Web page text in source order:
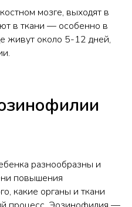
мозге, выходят в
в ткани — особенно в
живут около 5-12 дней,
разнообразны и
повышения
какие органы и ткани